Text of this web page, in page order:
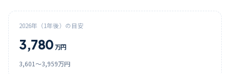
2026年（1年後）の目安
3,780 万円
3,601〜3,959万円